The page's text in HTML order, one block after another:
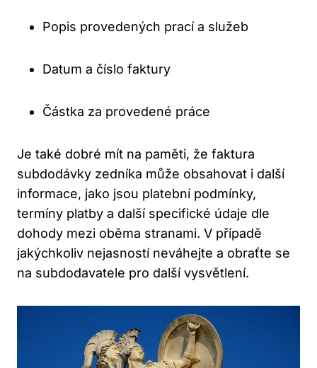
Popis provedených prací a služeb
Datum a číslo faktury
Částka za provedené práce
Je také dobré mít na paměti, že faktura
subdodávky zedníka může obsahovat i další
informace, jako jsou platební podmínky,
termíny platby a další specifické údaje dle
dohody mezi oběma stranami. V případě
jakýchkoliv nejasností neváhejte a obraťte se
na subdodavatele pro další vysvětlení.